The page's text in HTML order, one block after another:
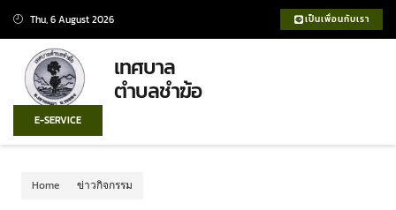
Thu, 6 August 2026 เป็นเพื่อนกับเรา
เทศบาล
ตำบลชำฆ้อ
E-SERVICE
Home ข่าวกิจกรรม